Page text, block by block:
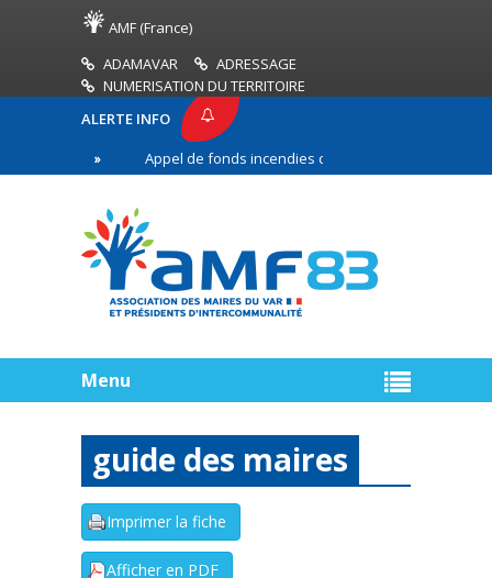
AMF (France)
ADAMAVAR
ADRESSAGE
NUMERISATION DU TERRITOIRE
ALERTE INFO
Appel de fonds incendies de forêt
ligne
Menu
guide des maires